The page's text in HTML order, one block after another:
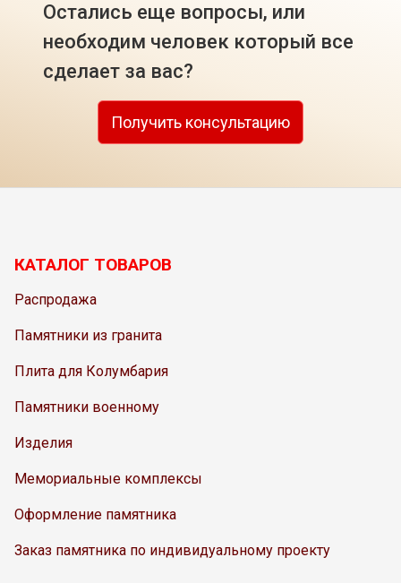
Остались еще вопросы, или
необходим человек который все
сделает за вас?
Получить консультацию
КАТАЛОГ ТОВАРОВ
Распродажа
Памятники из гранита
Плита для Колумбария
Памятники военному
Изделия
Мемориальные комплексы
Оформление памятника
Заказ памятника по индивидуальному проекту